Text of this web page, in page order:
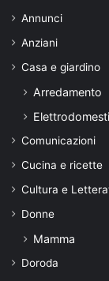
Annunci
Anziani
Casa e giardino
Arredamento
Comunicazioni
Cucina e ricette
Cultura e
Donne
Mamma
Doroda